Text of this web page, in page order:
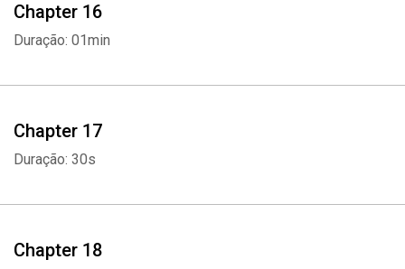
Chapter 16
Duração: 01min
Chapter 17
Duração: 30s
Chapter 18